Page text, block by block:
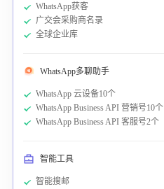
WhatsApp获客
广交会采购商名录
全球企业库
WhatsApp多聊助手
WhatsApp 云设备10个
WhatsApp Business API 营销号10个
WhatsApp Business API 客服号2个
智能工具
智能搜邮